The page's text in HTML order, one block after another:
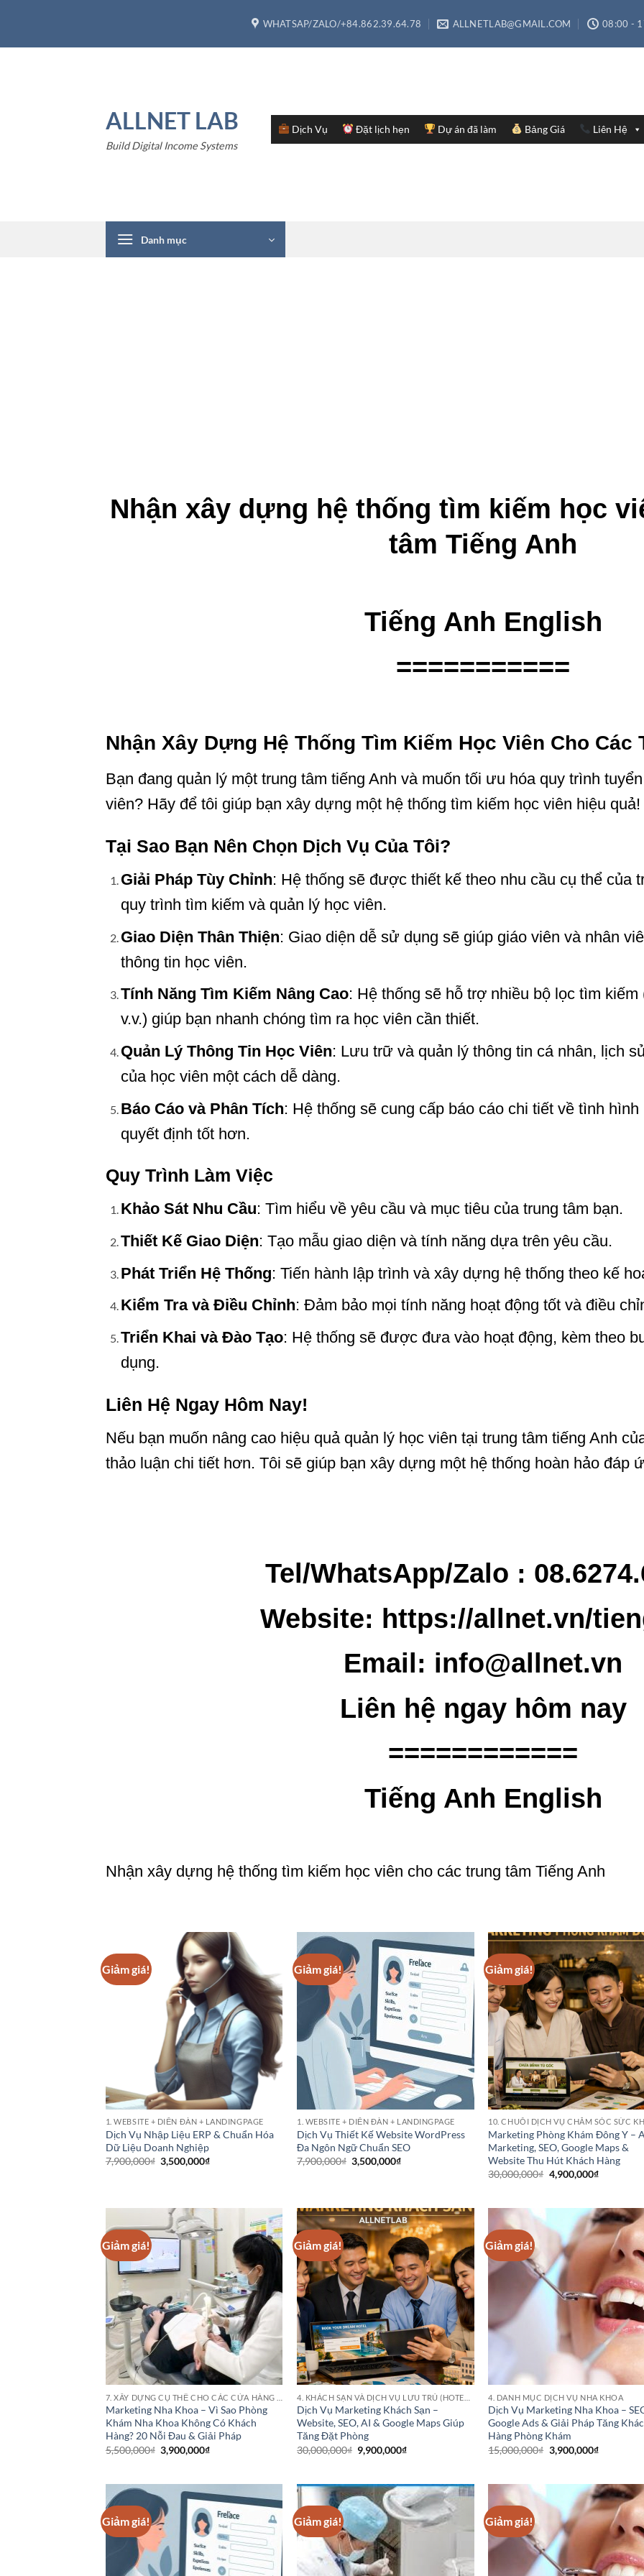
nội
WHATSAP/ZALO/+84.862.39.64.78 ALLNETLAB@GMAIL.COM 08:00 -
ALLNET LAB
Build Digital Income Systems
Dịch Vụ Đặt lịch hẹn Dự án đã làm Bảng Giá Liên Hệ
Danh mục
Nhận xây dựng hệ thống tìm kiếm học
tâm Tiếng Anh
Tiếng Anh English
===========
Nhận Xây Dựng Hệ Thống Tìm Kiếm Học Viên Cho Các
Bạn đang quản lý một trung tâm tiếng Anh và muốn tối ưu hóa quy trình
viên? Hãy để tôi giúp bạn xây dựng một hệ thống tìm kiếm học viên hiệu quả!
Tại Sao Bạn Nên Chọn Dịch Vụ Của Tôi?
Giải Pháp Tùy Chỉnh: Hệ thống sẽ được thiết kế theo nhu cầu cụ thể của
quy trình tìm kiếm và quản lý học viên.
Giao Diện Thân Thiện: Giao diện dễ sử dụng sẽ giúp giáo viên và nhân
thông tin học viên.
Tính Năng Tìm Kiếm Nâng Cao: Hệ thống sẽ hỗ trợ nhiều bộ lọc tìm
v.v.) giúp bạn nhanh chóng tìm ra học viên cần thiết.
Quản Lý Thông Tin Học Viên: Lưu trữ và quản lý thông tin cá nhân, lịch
của học viên một cách dễ dàng.
Báo Cáo và Phân Tích: Hệ thống sẽ cung cấp báo cáo chi tiết về tình
quyết định tốt hơn.
Quy Trình Làm Việc
Khảo Sát Nhu Cầu: Tìm hiểu về yêu cầu và mục tiêu của trung tâm bạn.
Thiết Kế Giao Diện: Tạo mẫu giao diện và tính năng dựa trên yêu cầu.
Phát Triển Hệ Thống: Tiến hành lập trình và xây dựng hệ thống theo kế
Kiểm Tra và Điều Chỉnh: Đảm bảo mọi tính năng hoạt động tốt và điều
Triển Khai và Đào Tạo: Hệ thống sẽ được đưa vào hoạt động, kèm theo
dụng.
Liên Hệ Ngay Hôm Nay!
Nếu bạn muốn nâng cao hiệu quả quản lý học viên tại trung tâm tiếng Anh
thảo luận chi tiết hơn. Tôi sẽ giúp bạn xây dựng một hệ thống hoàn hảo đáp
Tel/WhatsApp/Zalo :
Website: https://allnet.vn/
Email: info@allnet.vn
Liên hệ ngay hôm nay
============
Tiếng Anh English
Nhận xây dựng hệ thống tìm kiếm học viên cho các trung tâm Tiếng Anh
Giảm giá!
1. WEBSITE + DIỄN ĐÀN + LANDINGPAGE
Dịch Vụ Nhập Liệu ERP & Chuẩn Hóa
Dữ Liệu Doanh Nghiệp
7,900,000₫ Giá
gốc
3,500,000₫Giá
Giảm giá!
1. WEBSITE + DIỄN ĐÀN + LANDINGPAGE
Dịch Vụ Thiết Kế Website WordPress
Đa Ngôn Ngữ Chuẩn SEO
7,900,000₫ Giá
gốc
3,500,000₫Giá
Giảm giá!
Marketing Phòng Khám Đông Y –
Marketing, SEO, Google Maps &
Website Thu Hút Khách Hàng
30,000,000₫ Giá
gốc
4,900,000₫Giá
Giảm giá!
Marketing Nha Khoa – Vì Sao Phòng
Khám Nha Khoa Không Có Khách
Hàng? 20 Nỗi Đau & Giải Pháp
5,500,000₫ Giá
gốc
3,900,000₫Giá
Giảm giá!
Dịch Vụ Marketing Khách Sạn –
Website, SEO, AI & Google Maps Giúp
Tăng Đặt Phòng
30,000,000₫ Giá
gốc
9,900,000₫Giá
9,900,000₫.
Giảm giá!
4. DANH MỤC DỊCH VỤ NHA KHOA
Dịch Vụ Marketing Nha Khoa –
Google Ads & Giải Pháp Tăng
Hàng Phòng Khám
15,000,000₫ Giá
gốc
3,900,000₫Giá
Giảm giá! Giảm giá! Giảm giá!